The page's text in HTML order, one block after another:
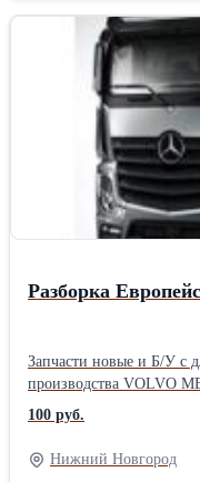
Разборка
Запчасти новые и Б/У с
производства VOLVO
ПРИНИМАЕМ ТЯГАЧИ НА
внутренности кабины,
топливные секцыи,
компрессора , проводка,
100 руб.
Нижний Новгород